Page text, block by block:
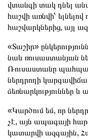
վտանգի տակ դնել
հաշվի առնվի՝
հաշվարկներից, այլ
«Տաշիր»
նաև ռուսաստանյան
Ռուսաստանը
ներդրողի
ձեռնարկություններ
«Կարծում եմ, որ
չէ, այն ապագայի
կատարվի ազգային,